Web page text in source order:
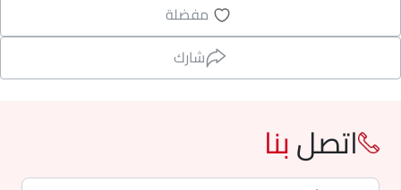
مفضلة
شارك
اتصلبنا